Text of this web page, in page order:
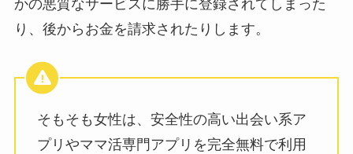
かの悪質なサービスに勝手に登録されてしまった
り、後からお金を請求されたりします。
そもそも女性は、安全性の高い出会い系ア
プリやママ活専門アプリを完全無料で利用